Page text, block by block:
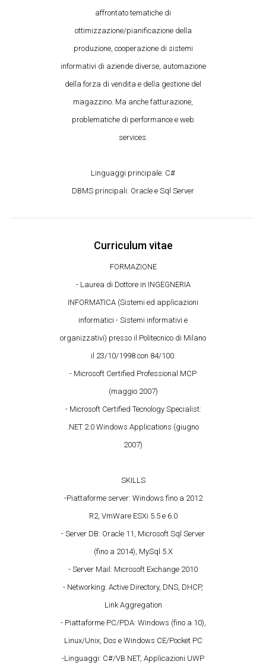
affrontato tematiche di
ottimizzazione/pianificazione della
produzione, cooperazione di sistemi
informativi di aziende diverse, automazione
della forza di vendita e della gestione del
magazzino. Ma anche fatturazione,
problematiche di performance e web
services.
Linguaggi principale: C#
DBMS principali: Oracle e Sql Server
Curriculum vitae
FORMAZIONE
- Laurea di Dottore in INGEGNERIA
INFORMATICA (Sistemi ed applicazioni
informatici - Sistemi informativi e
organizzativi) presso il Politecnico di Milano
il 23/10/1998 con 84/100.
- Microsoft Certified Professional MCP
(maggio 2007)
- Microsoft Certified Tecnology Specialist:
.NET 2.0 Windows Applications (giugno
2007)
SKILLS
-Piattaforme server: Windows fino a 2012
R2, VmWare ESXi 5.5 e 6.0
- Server DB: Oracle 11, Microsoft Sql Server
(fino a 2014), MySql 5.X
- Server Mail: Microsoft Exchange 2010
- Networking: Active Directory, DNS, DHCP,
Link Aggregation
- Piattaforme PC/PDA: Windows (fino a 10),
Linux/Unix, Dos e Windows CE/Pocket PC
-Linguaggi: C#/VB.NET, Applicazioni UWP